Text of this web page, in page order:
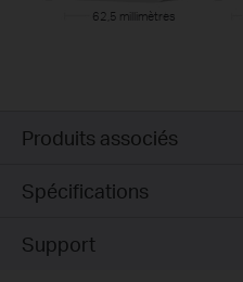
62,5 millimètres
Produits associés
Spécifications
Support